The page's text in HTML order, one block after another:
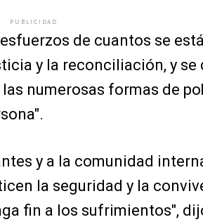
PUBLICIDAD
de cuantos se
y la reconciliación, y se
numerosas formas de
y a la comunidad
la seguridad y la
fin a los sufrimientos",